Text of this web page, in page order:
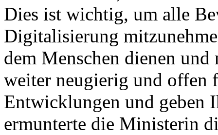
Dies ist wichtig, um alle
Digitalisierung
dem Menschen dienen
weiter neugierig und offen
Entwicklungen und geben
ermunterte die Ministerin